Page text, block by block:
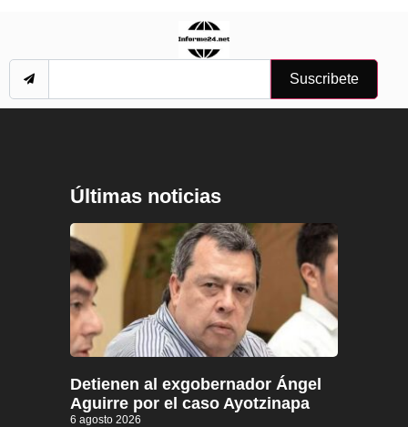
Suscribete
Últimas noticias
Detienen al exgobernador Ángel
Aguirre por el caso Ayotzinapa
6 agosto 2026